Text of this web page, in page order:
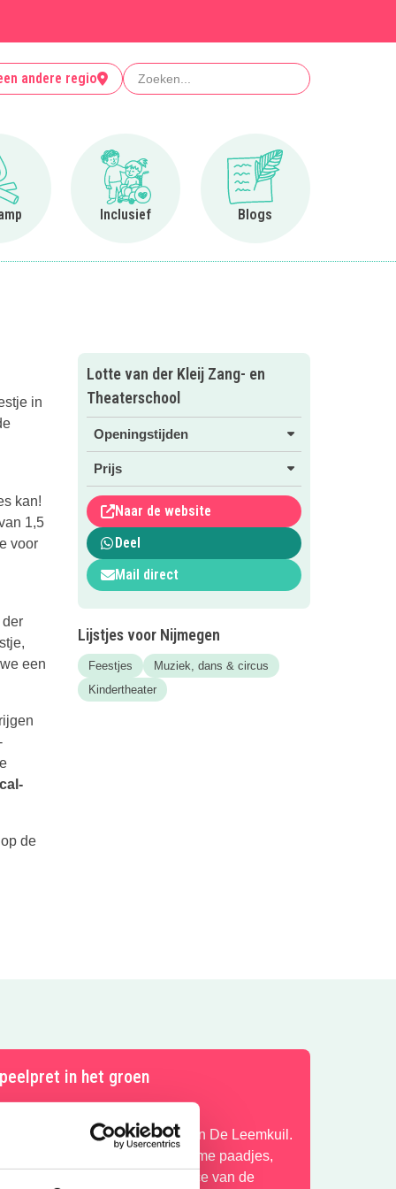
andere regio Zoeken
naar Op kamp
Inclusief
Ga naar Inclusief
Blogs
Ga naar Blogs
in
kan!
1,5
voor
der
een
de
Lotte van der Kleij Zang- en
Theaterschool
Openingstijden
Prijs
Naar de website
Deel
Mail direct
Lijstjes voor Nijmegen
Feestjes
Muziek, dans & circus
Kindertheater
in het groen
het speelbos van speeltuin De Leemkuil.
over rotsen, verken geheime paadjes,
een ritje in het treinje en race van de